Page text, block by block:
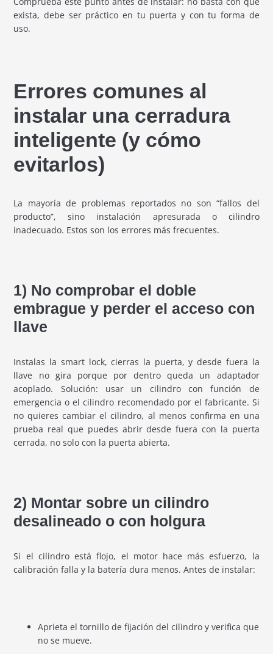
exista, debe ser práctico en tu puerta y con tu forma de
uso.
Errores comunes al
instalar una cerradura
inteligente (y cómo
evitarlos)
La mayoría de problemas reportados no son “fallos del
producto”, sino instalación apresurada o cilindro
inadecuado. Estos son los errores más frecuentes.
1) No comprobar el doble
embrague y perder el acceso con
llave
Instalas la smart lock, cierras la puerta, y desde fuera la
llave no gira porque por dentro queda un adaptador
acoplado. Solución: usar un cilindro con función de
emergencia o el cilindro recomendado por el fabricante. Si
no quieres cambiar el cilindro, al menos confirma en una
prueba real que puedes abrir desde fuera con la puerta
cerrada, no solo con la puerta abierta.
2) Montar sobre un cilindro
desalineado o con holgura
Si el cilindro está flojo, el motor hace más esfuerzo, la
calibración falla y la batería dura menos. Antes de instalar:
Aprieta el tornillo de fijación del cilindro y verifica que
no se mueve.